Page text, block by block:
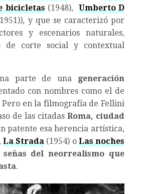
bicicletas(1948), Umberto D
y que se caracterizó por
y escenarios naturales,
de corte social y contextual
parte de una generación
con nombres como el de
en la filmografía de Fellini
de las citadasRoma, ciudad
patente esa herencia artística,
La Strada (1954) o Las noches
señas del neorrealismo que
.